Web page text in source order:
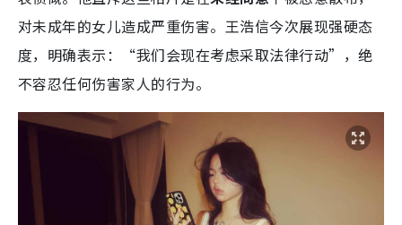
对未成年的女儿造成严重伤害。王浩信今次展现强硬态
度，明确表示：“我们会现在考虑采取法律行动”，绝
不容忍任何伤害家人的行为。